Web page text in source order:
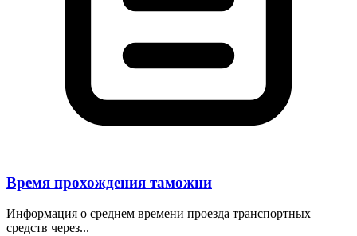
Время прохождения таможни
Информация о среднем времени проезда транспортных
средств через...